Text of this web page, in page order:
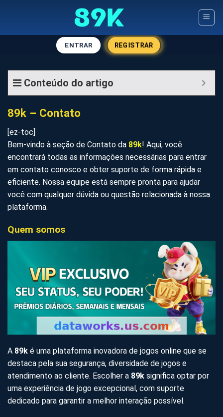
ENTRAR REGISTRAR
Conteúdo do artigo
89k – Contato
[ez-toc]
Bem-vindo à seção de Contato da 89k! Aqui, você
encontrará todas as informações necessárias para entrar
em contato conosco e obter suporte de forma rápida e
eficiente. Nossa equipe está sempre pronta para ajudar
você com qualquer dúvida ou questão relacionada à nossa
plataforma.
Quem somos
A 89k é uma plataforma inovadora de jogos online que se
destaca pela sua segurança, diversidade de jogos e
atendimento ao cliente. Escolher a 89k significa optar por
uma experiência de jogo excepcional, com suporte
dedicado para garantir a melhor interação possível.